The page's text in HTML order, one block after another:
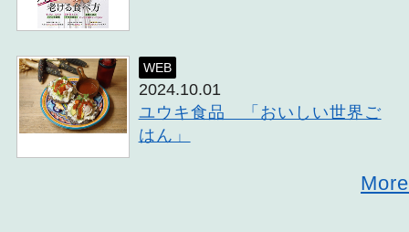
20
21
22
WEB
2024.10.01
ユウキ食品 「おいしい世界ご
はん」
More